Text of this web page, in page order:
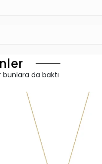
bunlara da baktı